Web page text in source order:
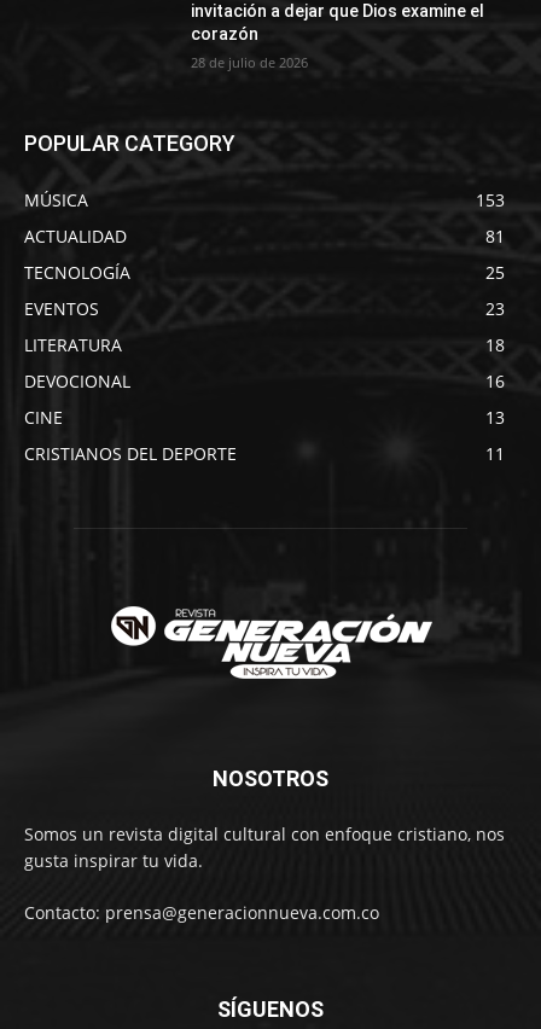
invitación a dejar que Dios examine el
corazón
28 de julio de 2026
POPULAR CATEGORY
MÚSICA
153
ACTUALIDAD
81
TECNOLOGÍA
25
EVENTOS
23
LITERATURA
18
DEVOCIONAL
16
CINE
13
CRISTIANOS DEL DEPORTE
11
NOSOTROS
Somos un revista digital cultural con enfoque cristiano, nos
gusta inspirar tu vida.
Contacto: prensa@generacionnueva.com.co
SÍGUENOS